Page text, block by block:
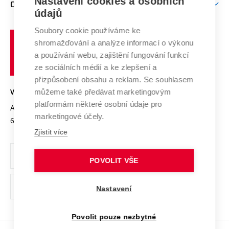
E-přihláška
Doktorské studium
Podpora podnikání
Systém zajišťování kvality výzkumu
Výzkumné infrastruktury
Transfer znalostí
Open Science
Projekty
Projekty ze strukturálních fondů
Specifický výzkum
Zahraniční spolupráce
Spolupráce se školami
Služby univerzity
Mezinárodní dohody
Univerzitní sítě
O UNIVERZITĚ
Profil univerzity
Udržitelná univerzita
Podnikavá univerzita / ContriBUTe
Bezpečná univerzita
Vyznamenání
Organizační struktura
Ochrana osobních údajů
odkaz)
učení
technické
VYSOKÉ UČENÍ TECHNICKÉ V BRNĚ
Antonínská 548/1
602 00 Brno
www.vut.cz
vut@vutbr.cz
údajů
Soubory cookie používáme ke
shromažďování a analýze informací o výkonu
a používání webu, zajištění fungování funkcí
ze sociálních médií a ke zlepšení a
přizpůsobení obsahu a reklam. Se souhlasem
můžeme také předávat marketingovým
platformám některé osobní údaje pro
marketingové účely.
Zjistit více
POVOLIT VŠE
Nastavení
Povolit pouze nezbytné